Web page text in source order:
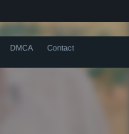
DMCA Contact